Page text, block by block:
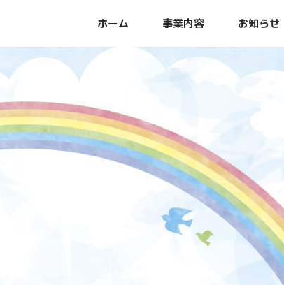
ホーム 事業内容 お知らせ